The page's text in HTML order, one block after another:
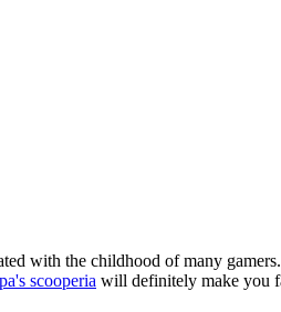
with the childhood of many
scooperia will definitely make you